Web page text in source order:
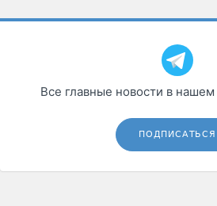
Все главные новости в нашем
ПОДПИСАТЬСЯ